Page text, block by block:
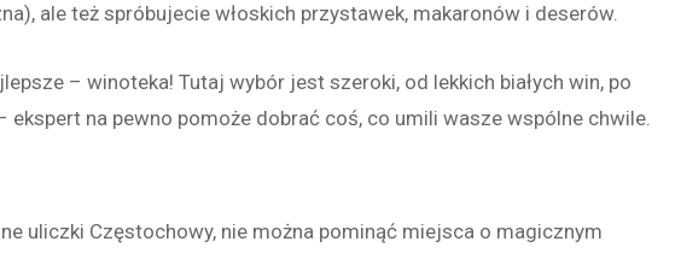
ale też spróbujecie włoskich przystawek, makaronów i deserów.
– winoteka! Tutaj wybór jest szeroki, od lekkich białych win, po
ekspert na pewno pomoże dobrać coś, co umili wasze wspólne chwile.
uliczki Częstochowy, nie można pominąć miejsca o magicznym